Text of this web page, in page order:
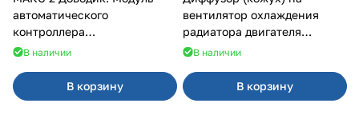
автоматического
контроллера
стеклоподъемников для
В наличии
В корзину
вентилятор охлаждения
радиатора двигателя
Приора 2170 Panasonic
В наличии
В корзину